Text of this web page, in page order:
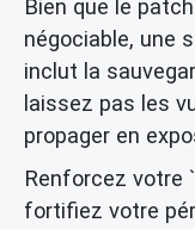
Bien que le
négociable, une
inclut la
laissez pas les
propager en
Renforcez votre
fortifiez votre